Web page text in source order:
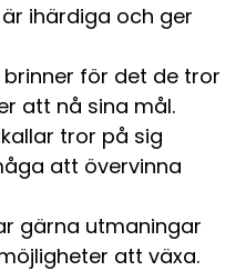
ihärdiga och ger
brinner för det de tror
att nå sina mål.
tror på sig
att övervinna
gärna utmaningar
att växa.